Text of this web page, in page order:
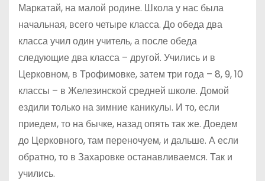
Маркатай, на малой родине. Школа у нас была
начальная, всего четыре класса. До обеда два
класса учил один учитель, а после обеда
следующие два класса – другой. Учились и в
Церковном, в Трофимовке, затем три года – 8, 9, 10
классы – в Железинской средней школе. Домой
ездили только на зимние каникулы. И то, если
приедем, то на бычке, назад опять так же. Доедем
до Церковного, там переночуем, и дальше. А если
обратно, то в Захаровке останавливаемся. Так и
учились.